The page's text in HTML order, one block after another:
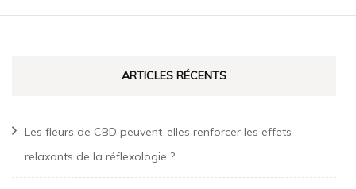
ARTICLES RÉCENTS
Les fleurs de CBD peuvent-elles renforcer les effets
relaxants de la réflexologie ?